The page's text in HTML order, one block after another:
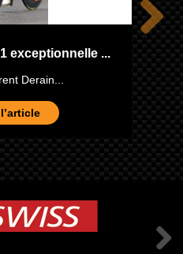
exceptionnelle ...
Derain...